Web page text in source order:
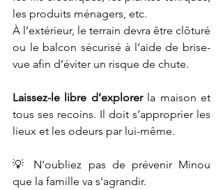
les produits ménagers, etc.
À l’extérieur, le terrain devra être clôturé
ou le balcon sécurisé à l’aide de brise-
vue afin d’éviter un risque de chute.
Laissez-le libre d’explorer la maison et
tous ses recoins. Il doit s’approprier les
lieux et les odeurs par lui-même.
💡 N'oubliez pas de prévenir Minou
que la famille va s'agrandir.